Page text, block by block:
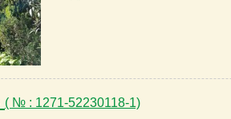
( № : 1271-52230118-1)